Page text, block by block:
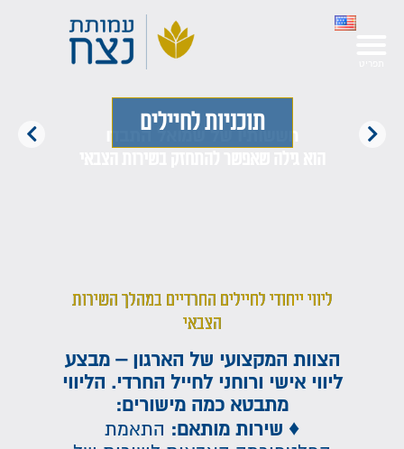
תוכניות לחיילים
חששותיו של שמואל התבדו
ליווי ייחודי לחיילים החרדיים במהלך השירות
הצבאי
הצוות המקצועי של הארגון – מבצע
ליווי אישי ורוחני לחייל החרדי. הליווי
מתבטא כמה מישורים:
♦ שירות מותאם: התאמת